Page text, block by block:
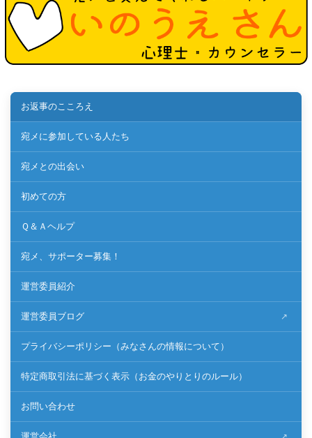
お返事のこころえ
宛メに参加している人たち
宛メとの出会い
初めての方
Ｑ＆Ａヘルプ
宛メ、サポーター募集！
運営委員紹介
運営委員ブログ
プライバシーポリシー（みなさんの情報について）
特定商取引法に基づく表示（お金のやりとりのルール）
お問い合わせ